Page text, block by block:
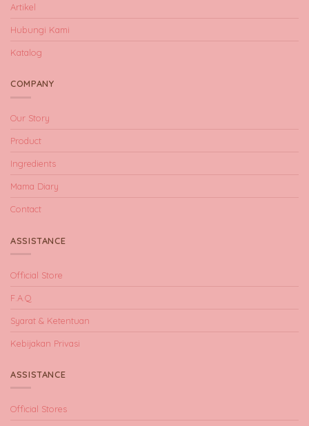
Artikel
Hubungi Kami
Katalog
COMPANY
Our Story
Product
Ingredients
Mama Diary
Contact
ASSISTANCE
Official Store
F.A.Q
Syarat & Ketentuan
Kebijakan Privasi
ASSISTANCE
Official Stores